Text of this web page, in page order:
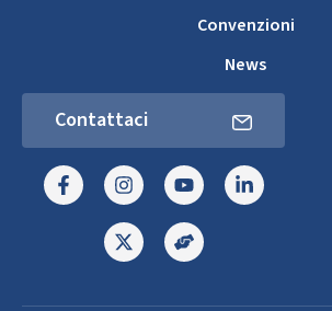
Convenzioni
News
Contattaci